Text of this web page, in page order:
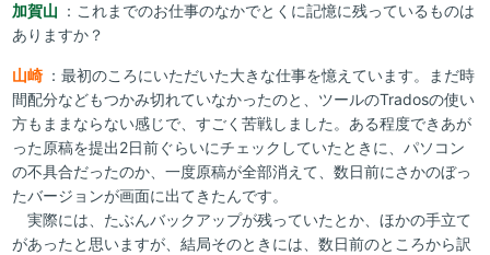
加賀山 ：これまでのお仕事のなかでとくに記憶に残っているものは
ありますか？
山崎 ：最初のころにいただいた大きな仕事を憶えています。まだ時
間配分などもつかみ切れていなかったのと、ツールのTradosの使い
方もままならない感じで、すごく苦戦しました。ある程度できあが
った原稿を提出2日前ぐらいにチェックしていたときに、パソコン
の不具合だったのか、一度原稿が全部消えて、数日前にさかのぼっ
たバージョンが画面に出てきたんです。
実際には、たぶんバックアップが残っていたとか、ほかの手立て
があったと思いますが、結局そのときには、数日前のところから訳